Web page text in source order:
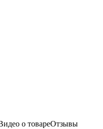
о товареОтзывы